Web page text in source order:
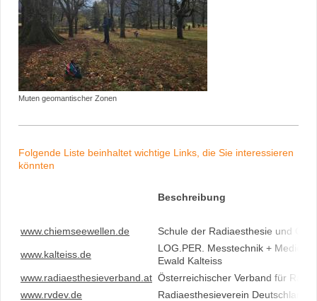
Muten geomantischer Zonen
Folgende Liste beinhaltet wichtige Links, die Sie interessieren
könnten
Beschreibung
www.chiemseewellen.de Schule der Radiaesthesie und
www.kalteiss.de
LOG.PER. Messtechnik + Medien
Ewald Kalteiss
www.radiaesthesieverband.at Österreichischer Verband für
www.rvdev.de
Radiaesthesieverein Deutschland